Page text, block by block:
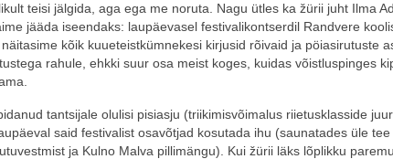
teisi jälgida, aga ega me noruta. Nagu ütles ka žürii juht Ilma
jääda iseendaks: laupäevasel festivalikontserdil Randvere
kõik kuueteistkümnekesi kirjusid rõivaid ja pöiasirutuste
rahule, ehkki suur osa meist koges, kuidas võistluspinges
tantsijale olulisi pisiasju (triikimisvõimalus riietusklasside
said festivalist osavõtjad kosutada ihu (saunatades üle
ja Kulno Malva pillimängu). Kui žürii läks lõplikku